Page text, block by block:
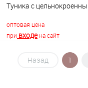
Туника с
оптовая цена
при входена сайт
Назад 1